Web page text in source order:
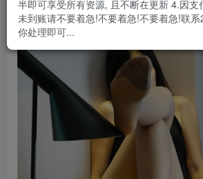
半即可享受所有资源, 且不断在更新 4.因支
未到账请不要着急!不要着急!不要着急!联
你处理即可...